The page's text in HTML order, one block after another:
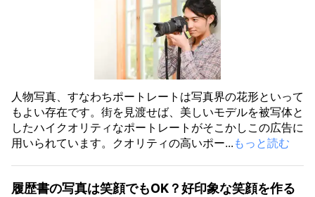
人物写真、すなわちポートレートは写真界の花形といって
もよい存在です。街を見渡せば、美しいモデルを被写体と
したハイクオリティなポートレートがそこかしこの広告に
用いられています。クオリティの高いポー... もっと読む
履歴書の写真は笑顔でもOK？好印象な笑顔を作る